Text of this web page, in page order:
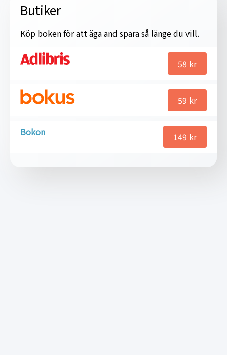
Butiker
Köp boken för att äga and spara så länge du vill.
58 kr
59 kr
Bokon 149 kr